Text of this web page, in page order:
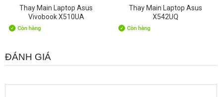
Thay Main Laptop Asus
Vivobook X510UA
Thay Main Laptop Asus
X542UQ
ĐÁNH GIÁ